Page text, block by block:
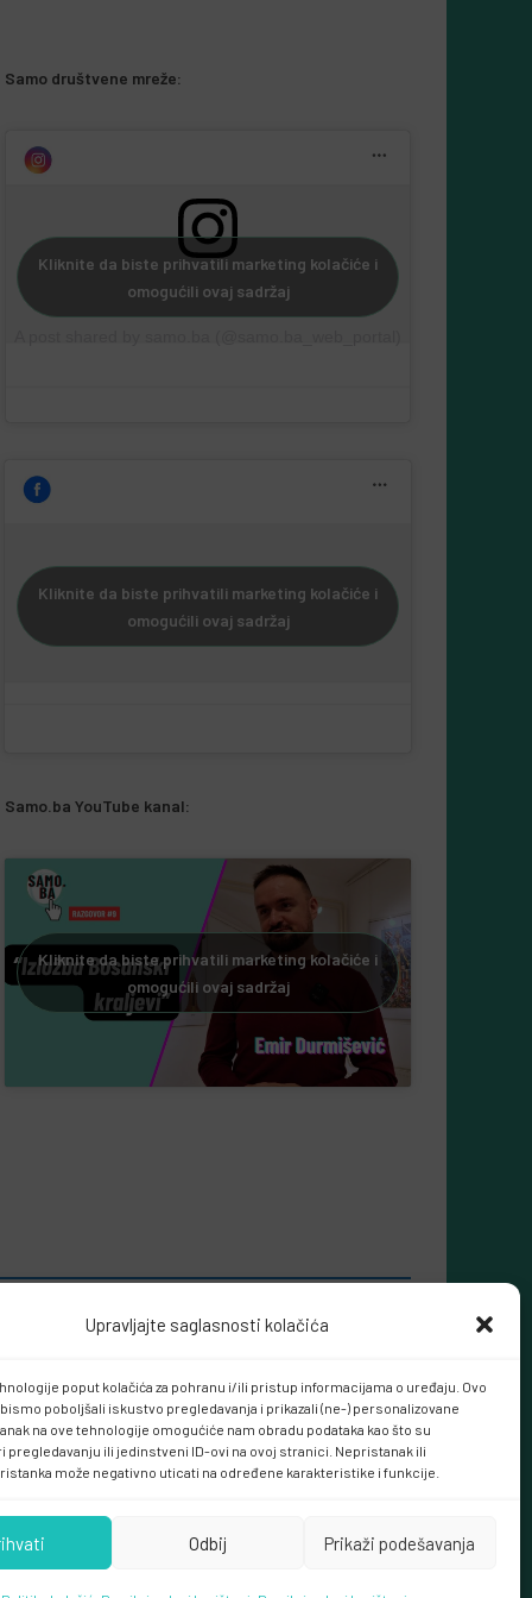
Upravljajte saglasnosti kolačića
poput kolačića za pohranu i/ili pristup informacijama o uređaju. Ovo
poboljšali iskustvo pregledavanja i prikazali (ne-) personalizovane
na ove tehnologije omogućiće nam obradu podataka kao što su
pregledavanju ili jedinstveni ID-ovi na ovoj stranici. Nepristanak ili
može negativno uticati na određene karakteristike i funkcije.
Odbij Prikaži podešavanja
Samo društvene mreže:
Samo.ba YouTube kanal:
Kliknite da biste prihvatili marketing kolačiće i
omogućili ovaj sadržaj